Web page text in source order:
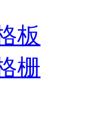
板
栅